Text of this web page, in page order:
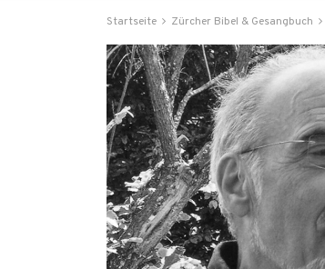
Startseite Zürcher Bibel & Gesangbuch